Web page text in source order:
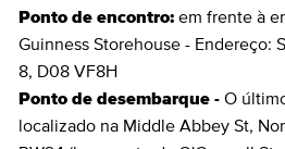
Ponto de encontro: em frente à
Guinness Storehouse - Endereço:
8, D08 VF8H
Ponto de desembarque - O
localizado na Middle Abbey St,